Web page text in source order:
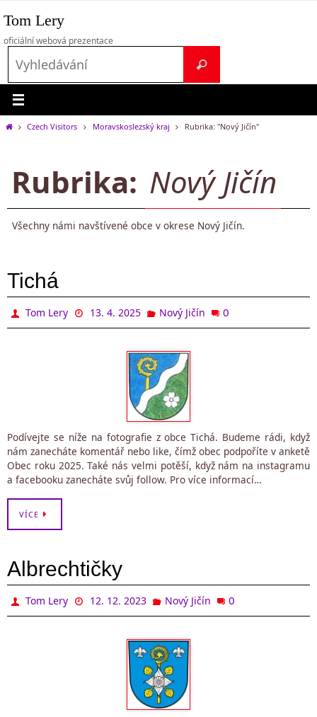
na
obsah
Tom Lery
oficiální webová prezentace
Vyhledávání
HomeCzech Visitors Moravskoslezský kraj Rubrika: "Nový Jičín"
Rubrika: Nový Jičín
Všechny námi navštívené obce v okrese Nový Jičín.
Tichá
Tom Lery 13. 4. 2025 Nový Jičín 0
Podívejte se níže na fotografie z obce Tichá. Budeme rádi, když
nám zanecháte komentář nebo like, čímž obec podpoříte v anketě
Obec roku 2025. Také nás velmi potěší, když nám na instagramu
a facebooku zanecháte svůj follow. Pro více informací…
VÍCE
Albrechtičky
Tom Lery 12. 12. 2023 Nový Jičín 0